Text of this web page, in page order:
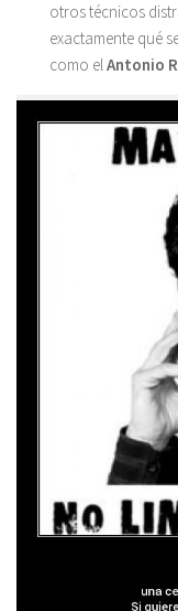
otros técnicos
exactamente qué
como elAntonio